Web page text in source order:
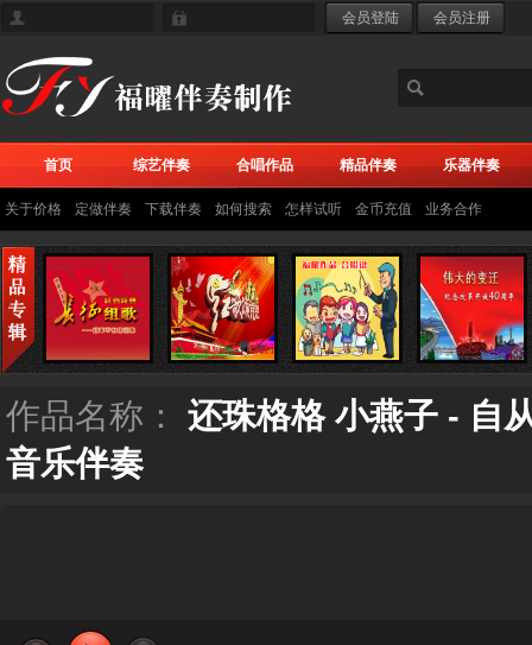
首页 综艺伴奏 合唱作品 精品伴奏 乐器伴奏
关于价格 定做伴奏 下载伴奏 如何搜索 怎样试听 金币充值 业务合作
作品名称： 还珠格格 小燕子 - 自
音乐伴奏